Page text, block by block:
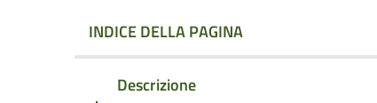
INDICE DELLA PAGINA
Descrizione